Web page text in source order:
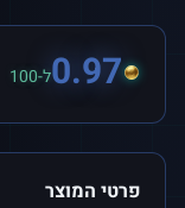
0.97ל-100
פרטי המוצר